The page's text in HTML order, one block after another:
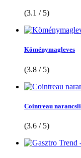
(3.1 / 5)
Köménymagleves
(3.8 / 5)
Cointreau
(3.6 / 5)